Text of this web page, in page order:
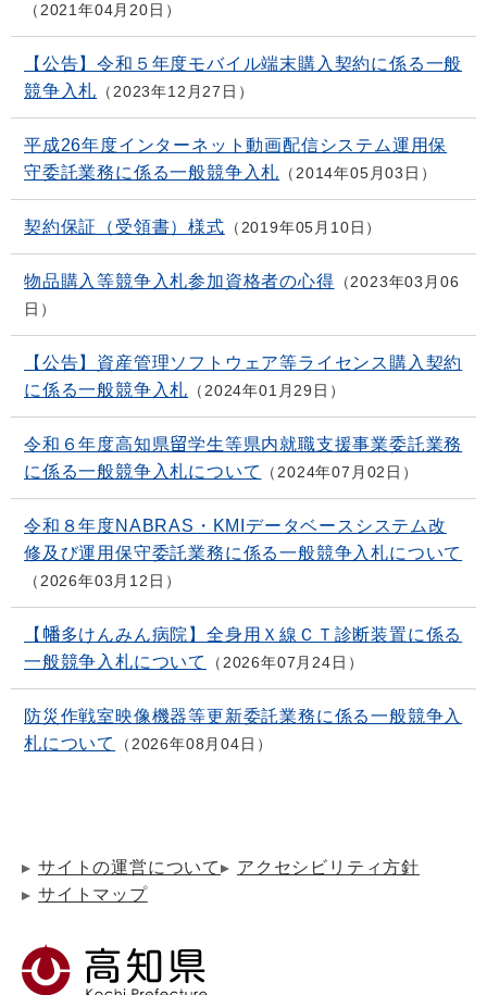
2021年04月20日
【公告】令和５年度モバイル端末購入契約に係る一般
競争入札
2023年12月27日
平成26年度インターネット動画配信システム運用保
守委託業務に係る一般競争入札
2014年05月03日
契約保証（受領書）様式 2019年05月10日
物品購入等競争入札参加資格者の心得
2023年03月06
日
【公告】資産管理ソフトウェア等ライセンス購入契約
に係る一般競争入札
2024年01月29日
令和６年度高知県留学生等県内就職支援事業委託業務
に係る一般競争入札について
2024年07月02日
令和８年度NABRAS・KMIデータベースシステム改
修及び運用保守委託業務に係る一般競争入札について
2026年03月12日
【幡多けんみん病院】全身用Ｘ線ＣＴ診断装置に係る
一般競争入札について
2026年07月24日
防災作戦室映像機器等更新委託業務に係る一般競争入
札について
2026年08月04日
サイトの運営について
アクセシビリティ方針
サイトマップ